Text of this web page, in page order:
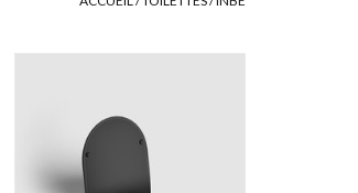
AJOUTER AU PANIER